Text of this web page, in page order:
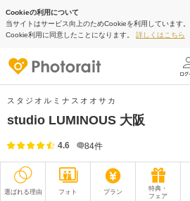
Cookieの利用について
当サイトはサービス向上のためCookieを利用しています
Cookie利用に同意したことになります。 詳しくはこちら
スタジオルミナスオオサカ
studio LUMINOUS 大阪
4.6 84件
選ばれる理由 フォト プラン
特典・
フェア